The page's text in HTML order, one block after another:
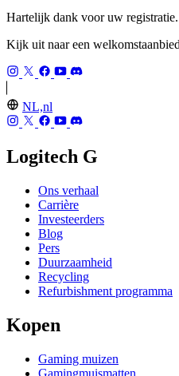
Hartelijk dank voor uw registratie.
Kijk uit naar een
NL,nl
Logitech G
Ons verhaal
Carrière
Investeerders
Blog
Pers
Duurzaamheid
Recycling
Refurbishment programma
Kopen
Gaming muizen
Gamingmuismatten